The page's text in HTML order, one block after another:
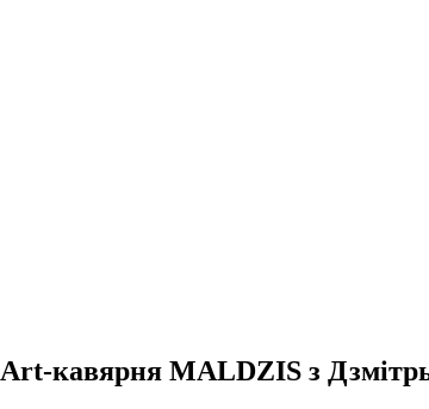
Art-кавярня MALDZIS з